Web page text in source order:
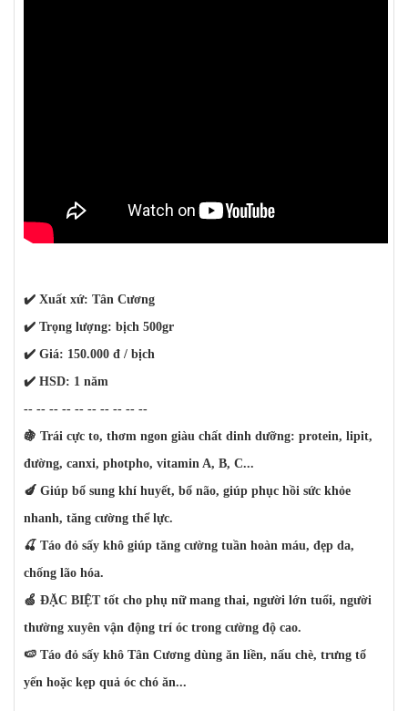
✔️ Xuất xứ: Tân Cương
✔️ Trọng lượng: bịch 500gr
✔️ Giá: 150.000 đ / bịch
✔️ HSD: 1 năm
-- -- -- -- -- -- -- -- -- --
🍇 Trái cực to, thơm ngon giàu chất dinh dưỡng: protein, lipit,
đường, canxi, photpho, vitamin A, B, C...
🍆 Giúp bổ sung khí huyết, bổ não, giúp phục hồi sức khỏe
nhanh, tăng cường thể lực.
🍒 Táo đỏ sấy khô giúp tăng cường tuần hoàn máu, đẹp da,
chống lão hóa.
🍏 ĐẶC BIỆT tốt cho phụ nữ mang thai, người lớn tuổi, người
thường xuyên vận động trí óc trong cường độ cao.
🍉 Táo đỏ sấy khô Tân Cương dùng ăn liền, nấu chè, trưng tổ
yến hoặc kẹp quả óc chó ăn...